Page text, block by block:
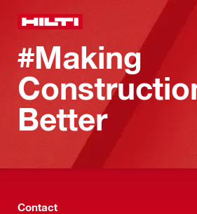
#Making
Better
Contact